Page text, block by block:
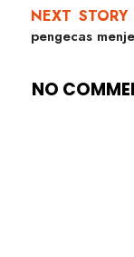
pengecas
NO